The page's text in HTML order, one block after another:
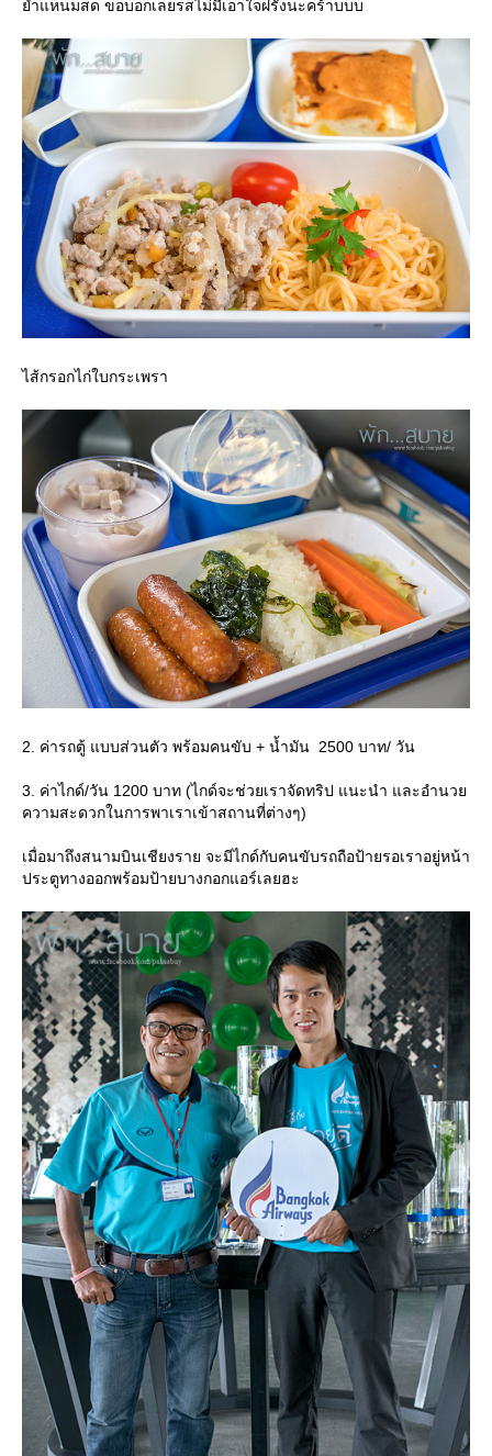
ำแหนมสด ขอบอกเลยรสไม่มีเอาใจฝรั่งนะคร้าบบบ
ไส้กรอกไก่ใบกระเพรา
2. ค่ารถตู้ แบบส่วนตัว พร้อมคนขับ + น้ำมัน 2500 บาท/ วัน
3. ค่าไกด์/วัน 1200 บาท (ไกด์จะช่วยเราจัดทริป แนะนำ และอำนว
ความสะดวกในการพาเราเข้าสถานที่ต่างๆ)
เมื่อมาถึงสนามบินเชียงราย จะมีไกด์กับคนขับรถถือป้ายรอเราอยู่หน้า
ประตูทางออกพร้อมป้ายบางกอกแอร์เลยฮะ